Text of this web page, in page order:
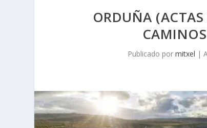
ORDUÑA (ACTAS
Publicado por mitxel |